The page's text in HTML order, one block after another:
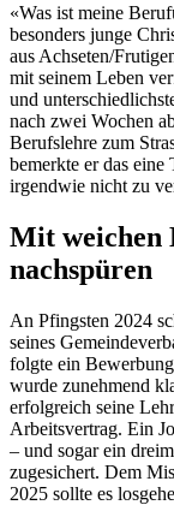
«Was ist meine
besonders junge
aus Achseten/
mit seinem Leben
und
nach zwei Wochen
Berufslehre zum
bemerkte er das
irgendwie nicht zu
Mit weichen
nachspüren
An Pfingsten 2024
seines
folgte ein
wurde zunehmend
erfolgreich seine
Arbeitsvertrag. Ein
– und sogar ein
zugesichert. Dem
2025 sollte es